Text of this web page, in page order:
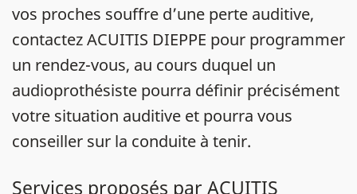
vos proches souffre d’une perte auditive,
contactez ACUITIS DIEPPE pour programmer
un rendez-vous, au cours duquel un
audioprothésiste pourra définir précisément
votre situation auditive et pourra vous
conseiller sur la conduite à tenir.
Services proposés par ACUITIS